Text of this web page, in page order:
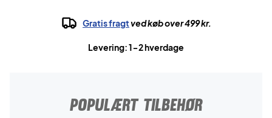
Gratis fragtved køb over 499 kr.
Levering: 1-2 hverdage
POPULÆRT TILBEHØR